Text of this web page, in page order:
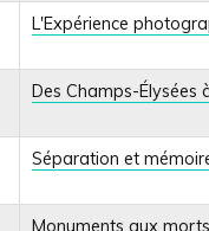
L'Expérience
Des Champs-Élysées
Séparation et
Monuments aux